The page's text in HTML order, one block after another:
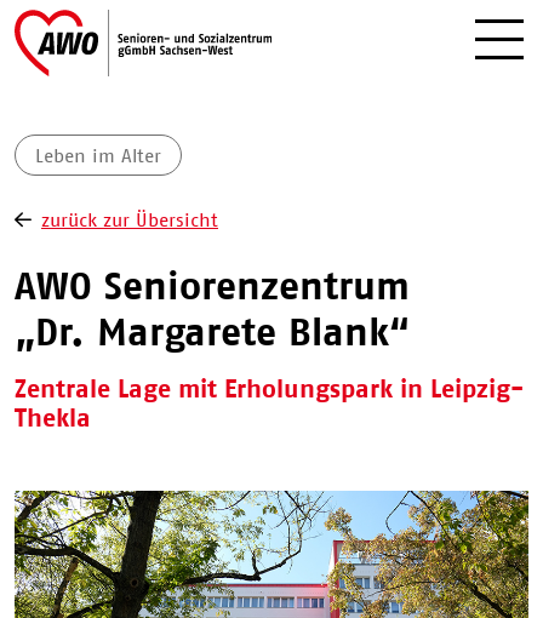
Leben im Alter
zurück zur Übersicht
AWO Seniorenzentrum
„Dr. Margarete Blank“
Zentrale Lage mit Erholungspark in Leipzig-
Thekla